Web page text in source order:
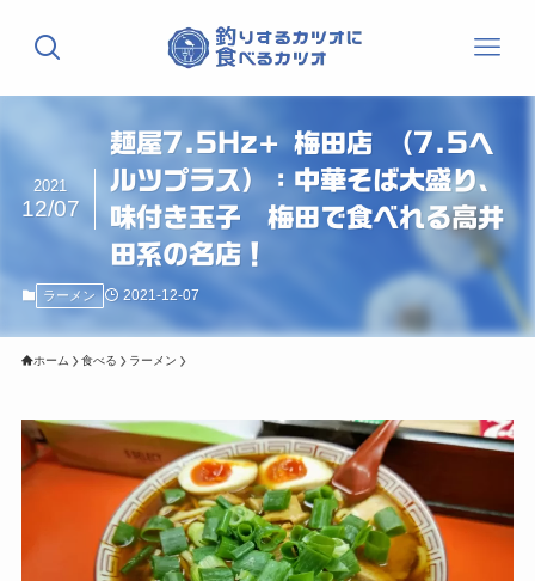
麺屋7.5Hz+ 梅田店 （7.5ヘ
ルツプラス）：中華そば大盛り、
味付き玉子 梅田で食べれる高井
田系の名店！
2021
12/07
ラーメン 2021-12-07
ホーム 食べる ラーメン